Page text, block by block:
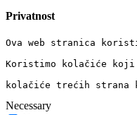
Privatnost
Ova web stranica
Koristimo kolačiće koji
kolačiće trećih strana
Necessary